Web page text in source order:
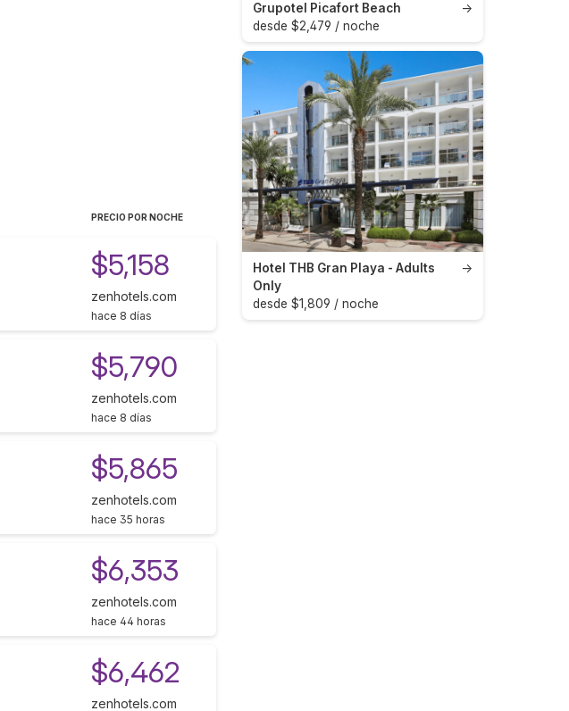
PRECIO POR NOCHE
$5,158
zenhotels.com
hace 8 días
$5,790
zenhotels.com
hace 8 días
$5,865
zenhotels.com
hace 35 horas
$6,353
zenhotels.com
hace 44 horas
$6,462
zenhotels.com
→
Grupotel Picafort Beach
desde $2,479 / noche
→
Hotel THB Gran Playa - Adults
Only
desde $1,809 / noche